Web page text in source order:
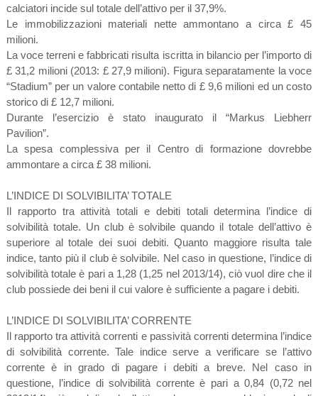
calciatori incide sul totale dell’attivo per il 37,9%.
Le immobilizzazioni materiali nette ammontano a circa £ 45
milioni.
La voce terreni e fabbricati risulta iscritta in bilancio per l’importo di
£ 31,2 milioni (2013: £ 27,9 milioni). Figura separatamente la voce
“Stadium” per un valore contabile netto di £ 9,6 milioni ed un costo
storico di £ 12,7 milioni.
Durante l’esercizio è stato inaugurato il “Markus Liebherr
Pavilion”.
La spesa complessiva per il Centro di formazione dovrebbe
ammontare a circa £ 38 milioni.
L’INDICE DI SOLVIBILITA’ TOTALE
Il rapporto tra attività totali e debiti totali determina l’indice di
solvibilità totale. Un club è solvibile quando il totale dell’attivo è
superiore al totale dei suoi debiti. Quanto maggiore risulta tale
indice, tanto più il club è solvibile. Nel caso in questione, l’indice di
solvibilità totale è pari a 1,28 (1,25 nel 2013/14), ciò vuol dire che il
club possiede dei beni il cui valore è sufficiente a pagare i debiti.
L’INDICE DI SOLVIBILITA’ CORRENTE
Il rapporto tra attività correnti e passività correnti determina l’indice
di solvibilità corrente. Tale indice serve a verificare se l’attivo
corrente è in grado di pagare i debiti a breve. Nel caso in
questione, l’indice di solvibilità corrente è pari a 0,84 (0,72 nel